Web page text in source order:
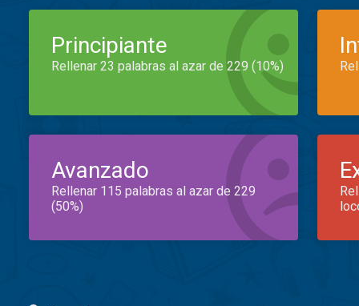
Principiante
Rellenar 23 palabras al azar de 229 (10%)
Avanzado
Rellenar 115 palabras al azar de 229
(50%)